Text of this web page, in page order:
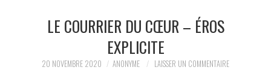
LA RÉDACTION
LE COURRIER DU CŒUR – ÉROS
EXPLICITE
20 NOVEMBRE 2020 ANONYME LAISSER UN COMMENTAIRE